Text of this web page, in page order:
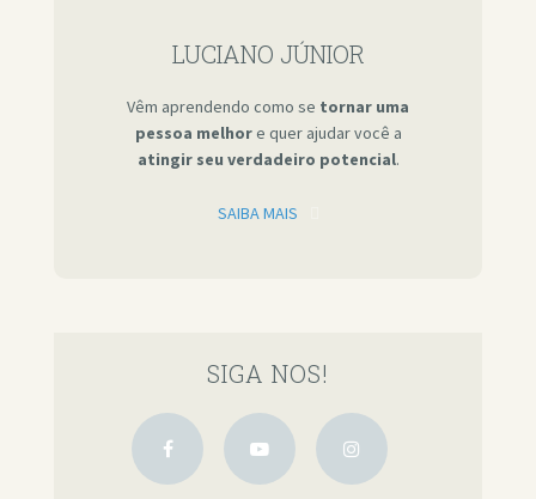
LUCIANO JÚNIOR
Vêm aprendendo como se tornar uma
pessoa melhore quer ajudar você a
atingir seu verdadeiro potencial.
SAIBA MAIS
SIGA NOS!